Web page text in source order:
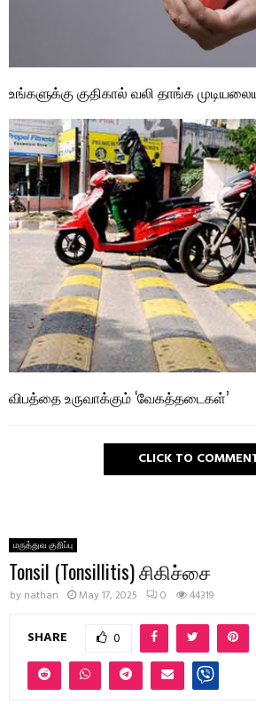
உங்களுக்கு குதிகால் வலி தாங்க
விபத்தை உருவாக்கும் ‘வேகத்தடைகள்’
CLICK TO
மருத்துவ குறிப்பு
Tonsil (Tonsillitis) சிகிச்சை
by nathan May 17, 2025 0 44319
SHARE 0